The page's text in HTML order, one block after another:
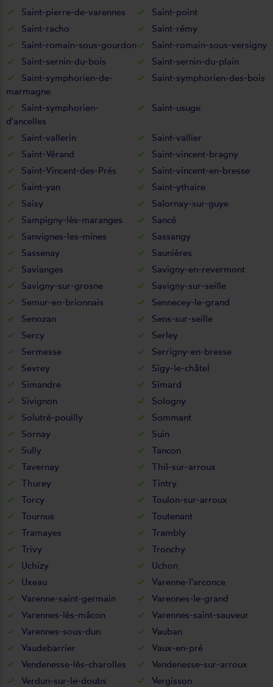
Saint-pierre-de-varennes
Saint-point
Saint-racho
Saint-rémy
Saint-romain-sous-gourdon
Saint-romain-sous-versigny
Saint-sernin-du-bois
Saint-sernin-du-plain
Saint-symphorien-de-
marmagne
Saint-symphorien-des-bois
Saint-symphorien-
d'ancelles
Saint-usuge
Saint-vallerin
Saint-vallier
Saint-Vérand
Saint-vincent-bragny
Saint-Vincent-des-Prés
Saint-vincent-en-bresse
Saint-yan
Saint-ythaire
Saisy
Salornay-sur-guye
Sampigny-lès-maranges
Sancé
Sanvignes-les-mines
Sassangy
Sassenay
Saunières
Savianges
Savigny-en-revermont
Savigny-sur-grosne
Savigny-sur-seille
Semur-en-brionnais
Sennecey-le-grand
Senozan
Sens-sur-seille
Sercy
Serley
Sermesse
Serrigny-en-bresse
Sevrey
Sigy-le-châtel
Simandre
Simard
Sivignon
Sologny
Solutré-pouilly
Sommant
Sornay
Suin
Sully
Tancon
Tavernay
Thil-sur-arroux
Thurey
Tintry
Torcy
Toulon-sur-arroux
Tournus
Toutenant
Tramayes
Trambly
Trivy
Tronchy
Uchizy
Uchon
Uxeau
Varenne-l'arconce
Varenne-saint-germain
Varennes-le-grand
Varennes-lès-mâcon
Varennes-saint-sauveur
Varennes-sous-dun
Vauban
Vaudebarrier
Vaux-en-pré
Vendenesse-lès-charolles
Vendenesse-sur-arroux
Verdun-sur-le-doubs
Vergisson